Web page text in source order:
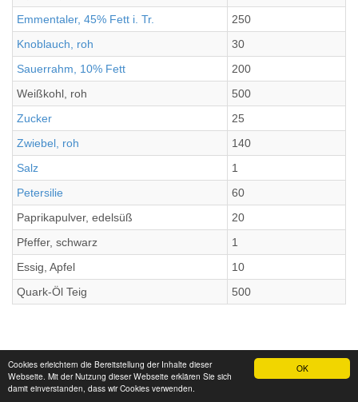
OK
Cookies erleichtern die Bereitstellung der Inhalte dieser
Webseite. Mit der Nutzung dieser Webseite erklären Sie sich
damit einverstanden, dass wir Cookies verwenden.
Emmentaler, 45% Fett i. Tr.
250
Knoblauch, roh
30
Sauerrahm, 10% Fett
200
Weißkohl, roh
500
Zucker
25
Zwiebel, roh
140
Salz
1
Petersilie
60
Paprikapulver, edelsüß
20
Pfeffer, schwarz
1
Essig, Apfel
10
Quark-Öl Teig
500